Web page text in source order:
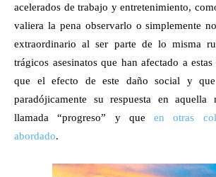
acelerados de trabajo y entretenimiento,
valiera la pena observarlo o simplemente
extraordinario al ser parte de lo misma
trágicos asesinatos que han afectado a
que el efecto de este daño social y
paradójicamente su respuesta en aquella
llamada “progreso” y que en otras
abordado.